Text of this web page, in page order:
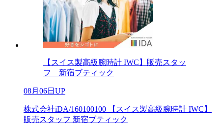
【スイス製高級腕時計 IWC】販売スタッ
フ 新宿ブティック
08月06日UP
株式会社iDA/160100100 【スイス製高級腕時計 IWC】
販売スタッフ 新宿ブティック